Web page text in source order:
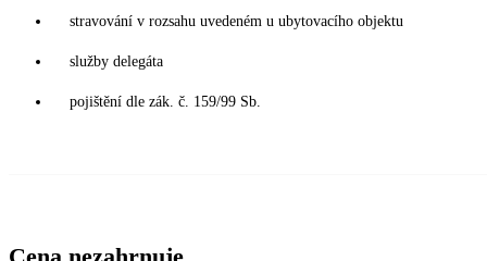
stravování v rozsahu uvedeném u ubytovacího objektu
služby delegáta
pojištění dle zák. č. 159/99 Sb.